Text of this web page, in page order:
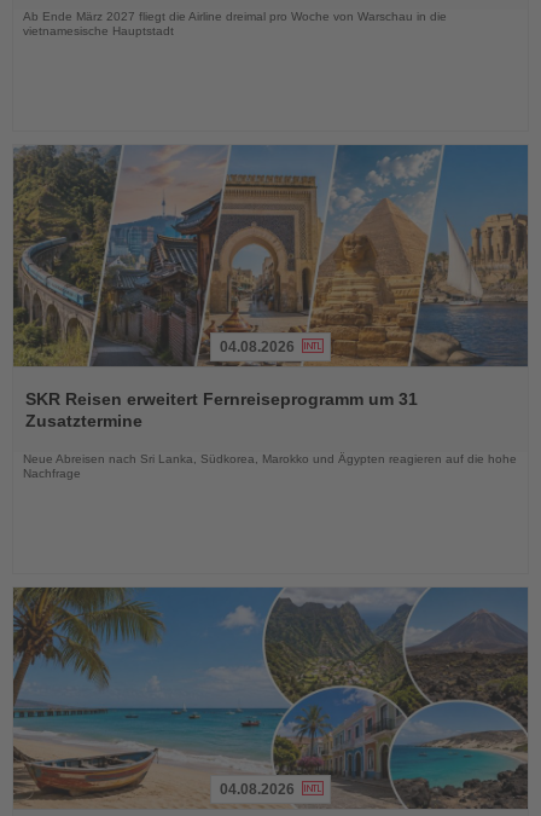
Ab Ende März 2027 fliegt die Airline dreimal pro Woche von Warschau in die
vietnamesische Hauptstadt
Sie
die
04.08.2026
SKR Reisen erweitert Fernreiseprogramm um 31
Zusatztermine
Neue Abreisen nach Sri Lanka, Südkorea, Marokko und Ägypten reagieren auf die hohe
Nachfrage
04.08.2026